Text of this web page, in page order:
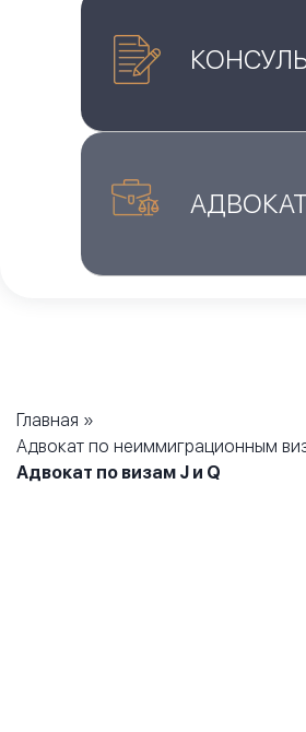
Главная »
Адвокат по неиммиграционным
Адвокат по визам J и Q